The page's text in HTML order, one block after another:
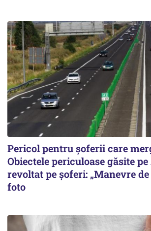
Pericol pentru șoferii care
Obiectele periculoase găsite
revoltat pe șoferi: „Manevre
foto